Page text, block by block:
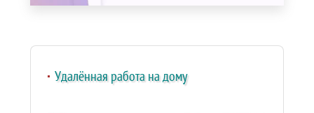
Удалённая работа на дому